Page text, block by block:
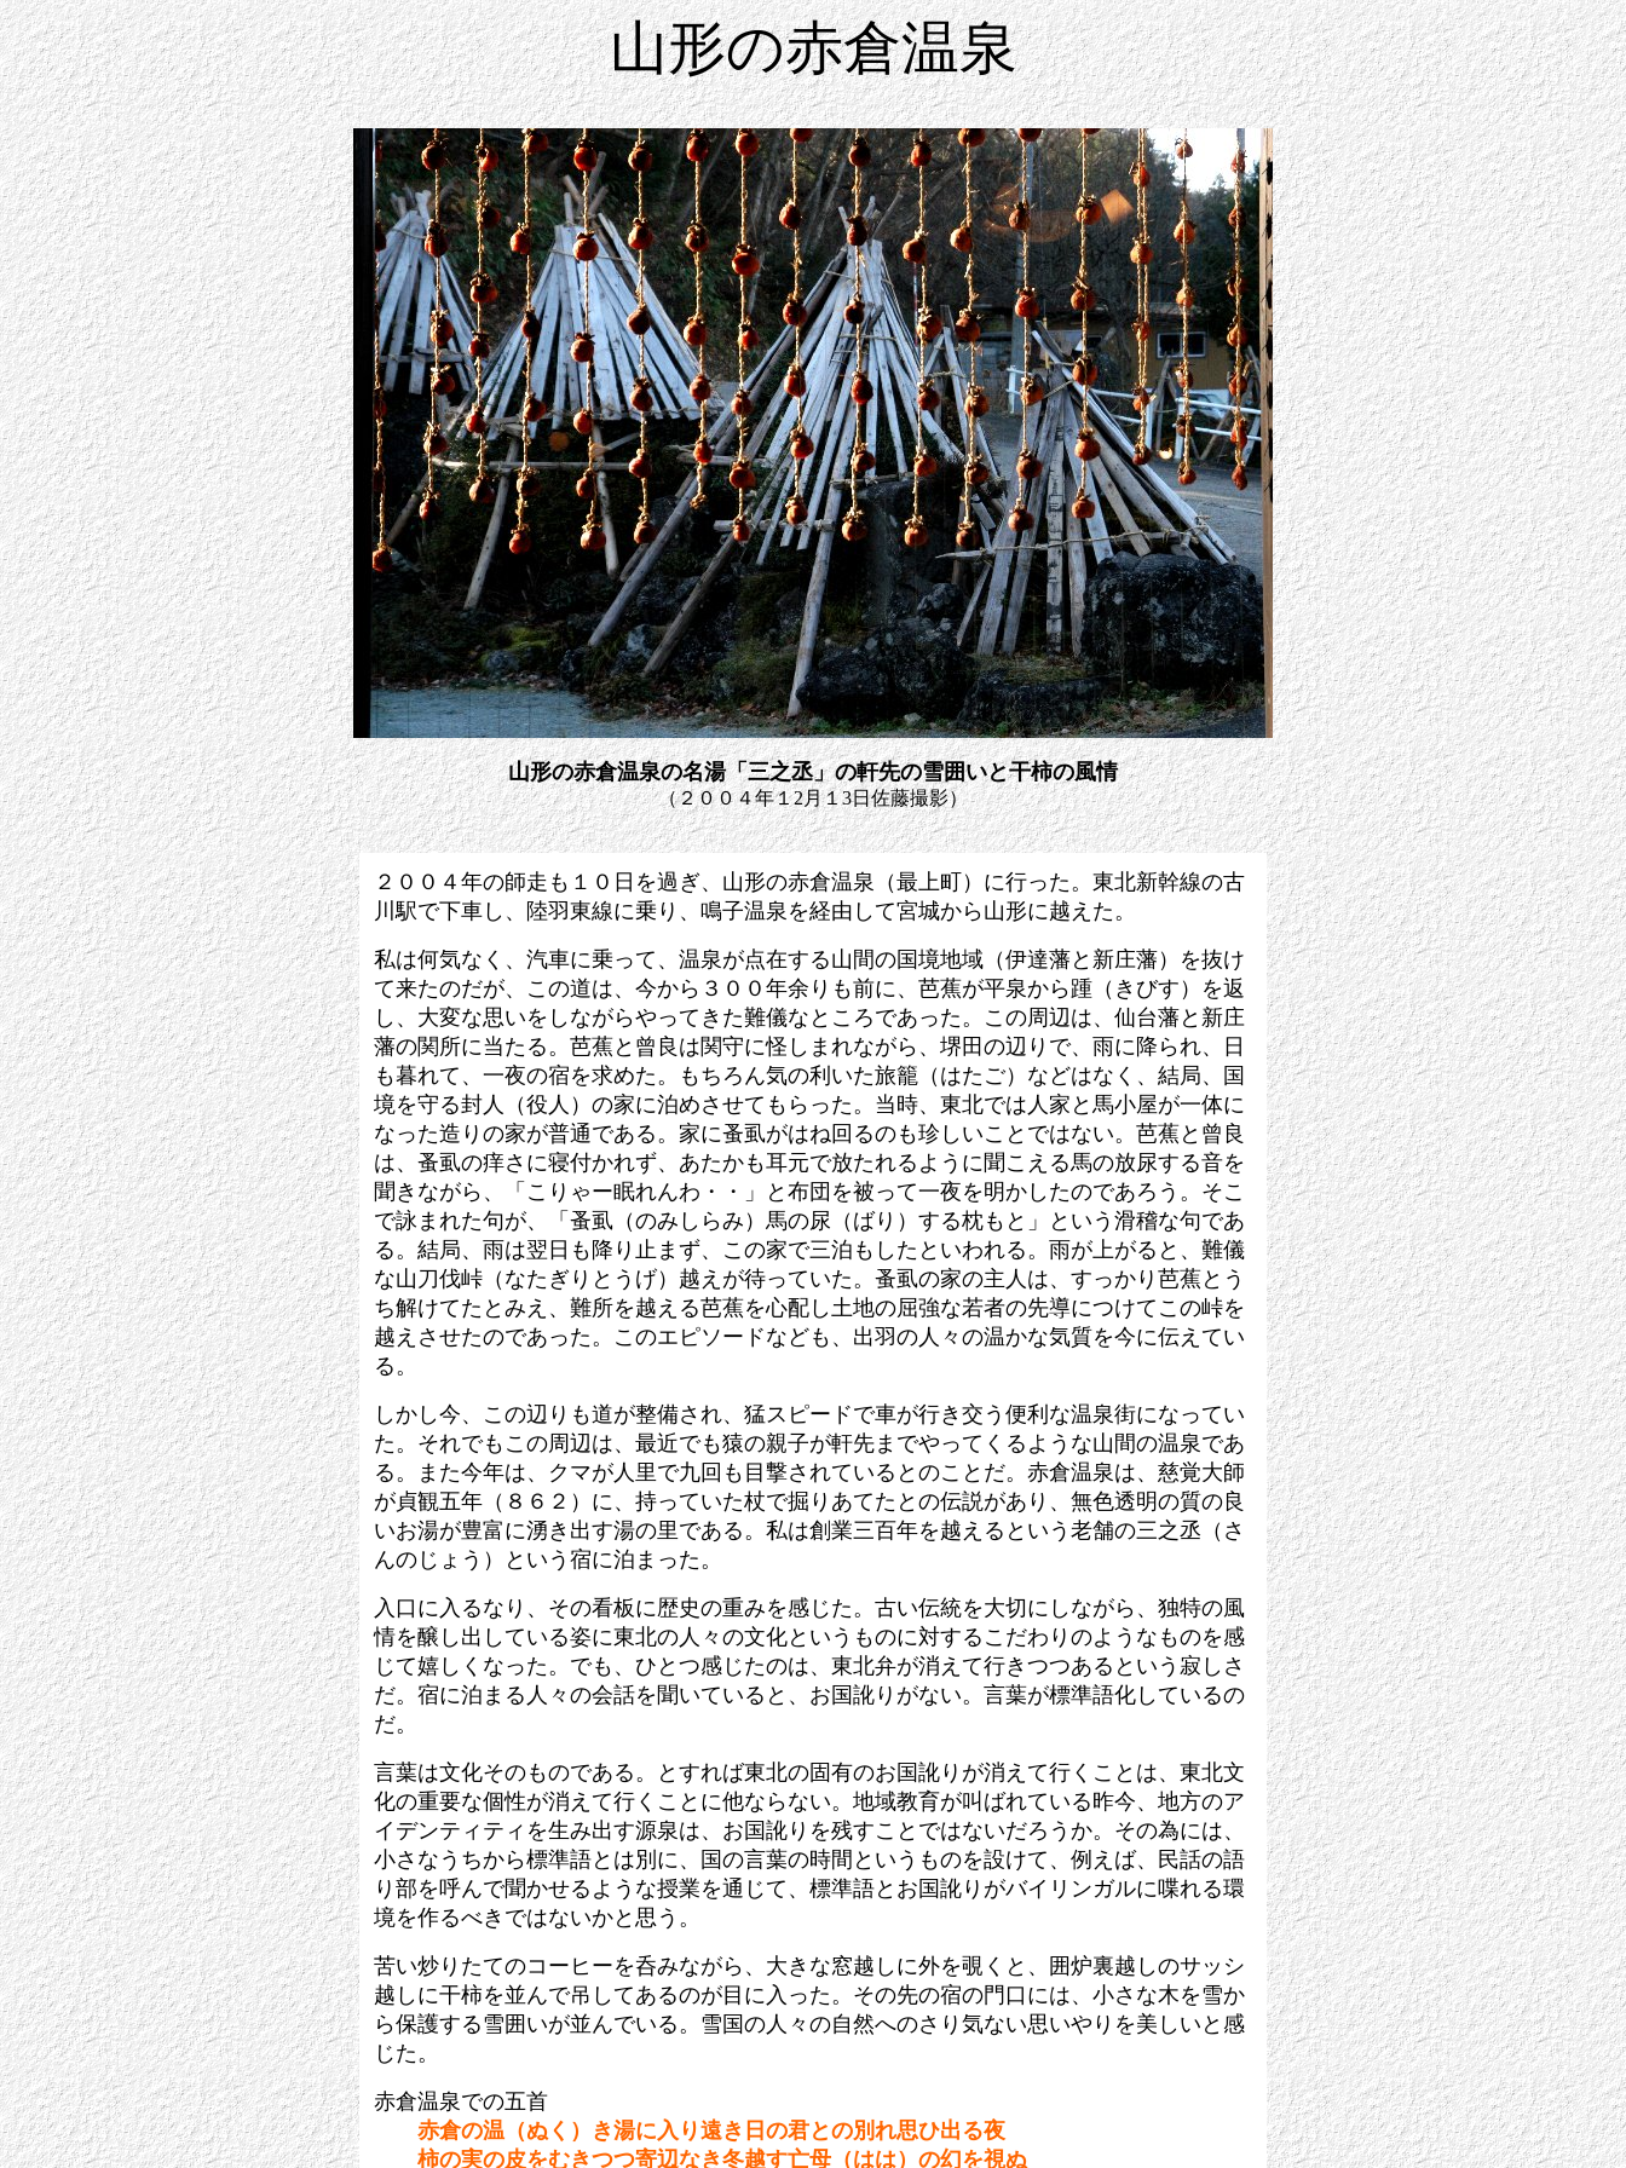
山形の赤倉温泉
山形の赤倉温泉の名湯「三之丞」の軒先の雪囲いと干柿の風情
（２００４年１2月１3日佐藤撮影）
２００４年の師走も１０日を過ぎ、山形の赤倉温泉（最上町）に行った。東北新幹線の古
川駅で下車し、陸羽東線に乗り、鳴子温泉を経由して宮城から山形に越えた。
私は何気なく、汽車に乗って、温泉が点在する山間の国境地域（伊達藩と新庄藩）を抜け
て来たのだが、この道は、今から３００年余りも前に、芭蕉が平泉から踵（きびす）を返
し、大変な思いをしながらやってきた難儀なところであった。この周辺は、仙台藩と新庄
藩の関所に当たる。芭蕉と曾良は関守に怪しまれながら、堺田の辺りで、雨に降られ、日
も暮れて、一夜の宿を求めた。もちろん気の利いた旅籠（はたご）などはなく、結局、国
境を守る封人（役人）の家に泊めさせてもらった。当時、東北では人家と馬小屋が一体に
なった造りの家が普通である。家に蚤虱がはね回るのも珍しいことではない。芭蕉と曾良
は、蚤虱の痒さに寝付かれず、あたかも耳元で放たれるように聞こえる馬の放尿する音を
聞きながら、「こりゃー眠れんわ・・」と布団を被って一夜を明かしたのであろう。そこ
で詠まれた句が、「蚤虱（のみしらみ）馬の尿（ばり）する枕もと」という滑稽な句であ
る。結局、雨は翌日も降り止まず、この家で三泊もしたといわれる。雨が上がると、難儀
な山刀伐峠（なたぎりとうげ）越えが待っていた。蚤虱の家の主人は、すっかり芭蕉とう
ち解けてたとみえ、難所を越える芭蕉を心配し土地の屈強な若者の先導につけてこの峠を
越えさせたのであった。このエピソードなども、出羽の人々の温かな気質を今に伝えてい
る。
しかし今、この辺りも道が整備され、猛スピードで車が行き交う便利な温泉街になってい
た。それでもこの周辺は、最近でも猿の親子が軒先までやってくるような山間の温泉であ
る。また今年は、クマが人里で九回も目撃されているとのことだ。赤倉温泉は、慈覚大師
が貞観五年（８６２）に、持っていた杖で掘りあてたとの伝説があり、無色透明の質の良
いお湯が豊富に湧き出す湯の里である。私は創業三百年を越えるという老舗の三之丞（さ
んのじょう）という宿に泊まった。
入口に入るなり、その看板に歴史の重みを感じた。古い伝統を大切にしながら、独特の風
情を醸し出している姿に東北の人々の文化というものに対するこだわりのようなものを感
じて嬉しくなった。でも、ひとつ感じたのは、東北弁が消えて行きつつあるという寂しさ
だ。宿に泊まる人々の会話を聞いていると、お国訛りがない。言葉が標準語化しているの
だ。
言葉は文化そのものである。とすれば東北の固有のお国訛りが消えて行くことは、東北文
化の重要な個性が消えて行くことに他ならない。地域教育が叫ばれている昨今、地方のア
イデンティティを生み出す源泉は、お国訛りを残すことではないだろうか。その為には、
小さなうちから標準語とは別に、国の言葉の時間というものを設けて、例えば、民話の語
り部を呼んで聞かせるような授業を通じて、標準語とお国訛りがバイリンガルに喋れる環
境を作るべきではないかと思う。
苦い炒りたてのコーヒーを呑みながら、大きな窓越しに外を覗くと、囲炉裏越しのサッシ
越しに干柿を並んで吊してあるのが目に入った。その先の宿の門口には、小さな木を雪か
ら保護する雪囲いが並んでいる。雪国の人々の自然へのさり気ない思いやりを美しいと感
じた。
赤倉温泉での五首
赤倉の温（ぬく）き湯に入り遠き日の君との別れ思ひ出る夜
柿の実の皮をむきつつ寄辺なき冬越す亡母（はは）の幻を視ぬ